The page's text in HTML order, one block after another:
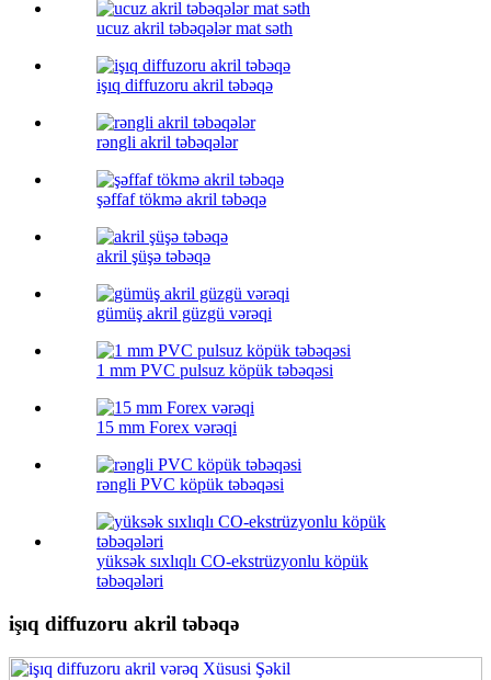
ucuz akril təbəqələr mat səth
işıq diffuzoru akril təbəqə
rəngli akril təbəqələr
şəffaf tökmə akril təbəqə
akril şüşə təbəqə
gümüş akril güzgü vərəqi
1 mm PVC pulsuz köpük təbəqəsi
15 mm Forex vərəqi
rəngli PVC köpük təbəqəsi
yüksək sıxlıqlı CO-ekstrüzyonlu köpük
təbəqələri
işıq diffuzoru akril təbəqə